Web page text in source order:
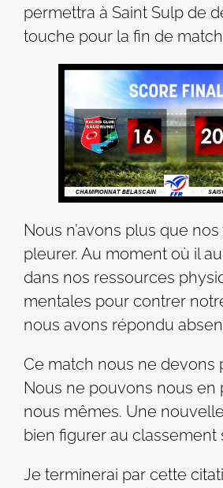
permettra à Saint Sulp de
touche pour la fin de
Nous n’avons plus que
pleurer. Au moment où il
dans nos ressources
mentales pour contrer
nous avons répondu
Ce match nous ne devons
Nous ne pouvons nous en
nous mêmes. Une
bien figurer au classement
Je terminerai par cette